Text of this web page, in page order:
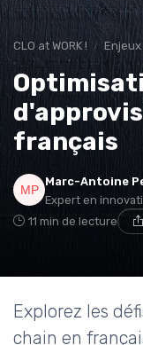
CLO at WORK ! Enjeux
français
Marc-Antoine
Expert en
11 min de lecture
Explorez les
chain en